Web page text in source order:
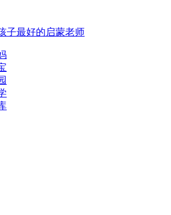
子最好的启蒙老师